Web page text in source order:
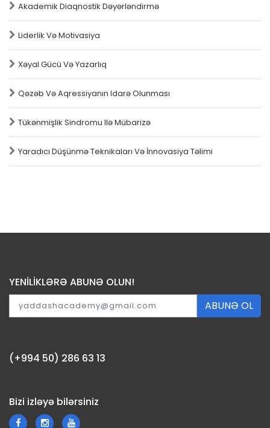
Akademik Diaqnostik Dəyərləndirmə
Liderlik Və Motivasiya
Xəyal Gücü Və Yazarlıq
Qəzəb Və Aqressiyanın Idarə Olunması
Tükənmişlik Sindromu Ilə Mübarizə
Yaradıcı Düşünmə Teknikaları Və İnnovasiya Təlimi
YENİLİKLƏRƏ ABUNƏ OLUN!
ABUNƏ OL
(+994 50) 286 63 13
Bizi izləyə bilərsiniz